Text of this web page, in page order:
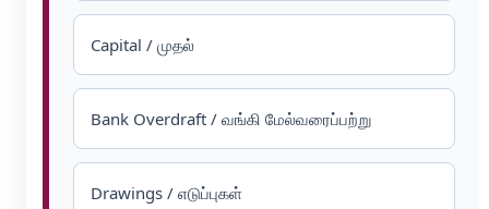
Capital / முதல்
Bank Overdraft / வங்கி மேல்வரைப்பற்று
Drawings / எடுப்புகள்